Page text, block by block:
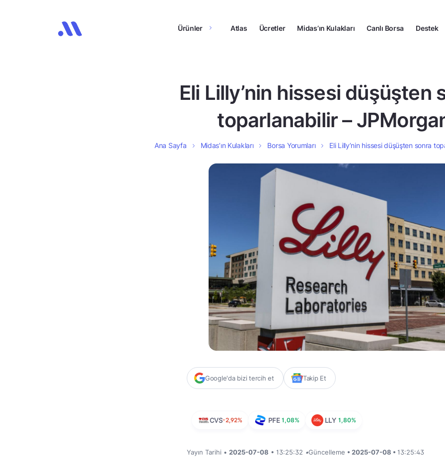
Ürünler Atlas Ücretler Midas’ın Kulakları Canlı Borsa Destek
Eli Lilly’nin hissesi düşüşten
toparlanabilir –
Ana Sayfa Midas’ın Kulakları Borsa Yorumları Eli Lilly’nin hissesi düşüşten sonra
Google'da bizi tercih et Takip Et
CVS-2,92% PFE 1,08% LLY 1,80%
Yayın Tarihi • 2025-07-08 • 13:25:32 •Güncelleme • 2025-07-08 • 13:25:43